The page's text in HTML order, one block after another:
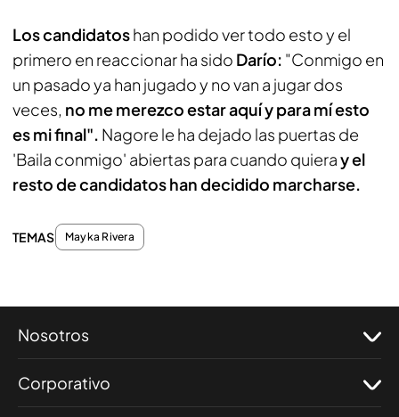
Los candidatoshan podido ver todo esto y el
primero en reaccionar ha sido Darío: "Conmigo en
un pasado ya han jugado y no van a jugar dos
veces, no me merezco estar aquí y para mí esto
es mi final". Nagore le ha dejado las puertas de
'Baila conmigo' abiertas para cuando quieray el
resto de candidatos han decidido marcharse.
TEMAS Mayka Rivera
Nosotros
Corporativo